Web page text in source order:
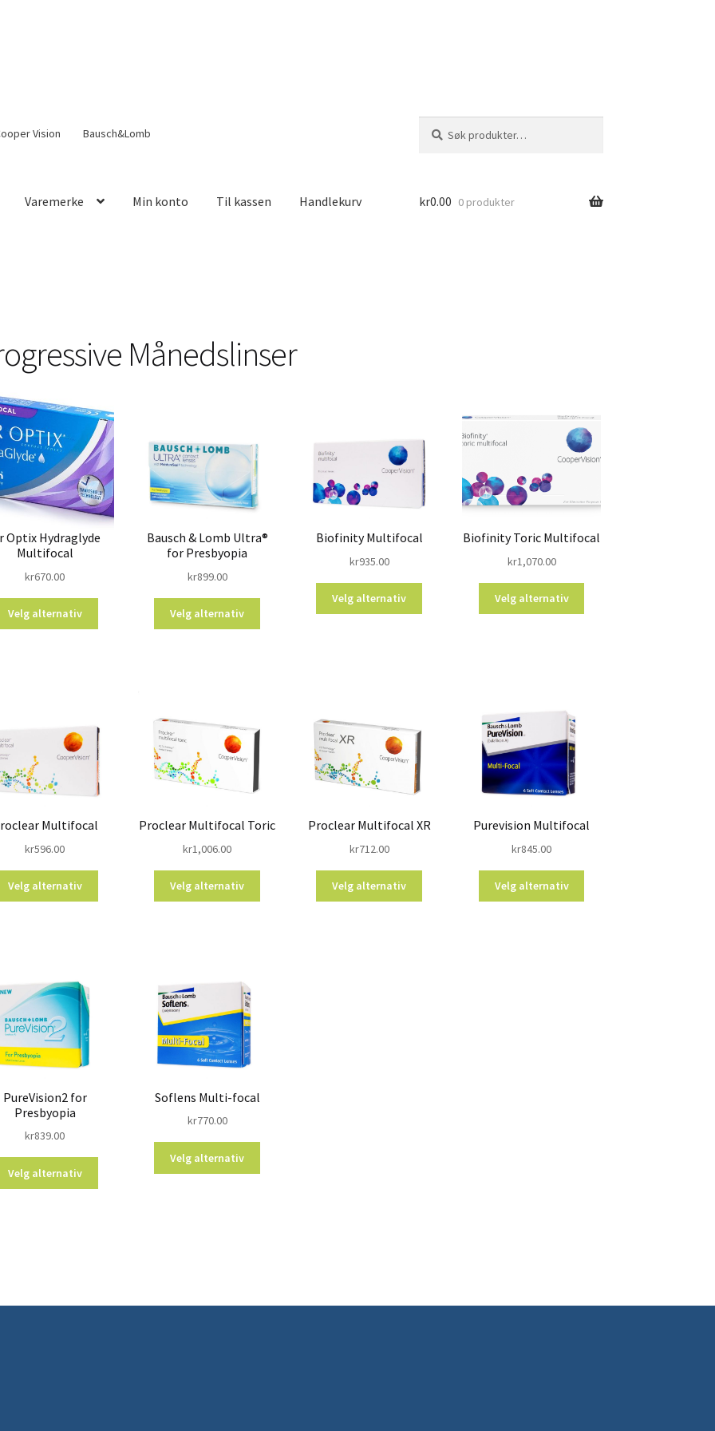
Vision Bausch&Lomb
etter:
Varemerke Min konto Til kassen Handlekurv kr0.00 0 produkter
Månedslinser
Optix Hydraglyde
Multifocal
kr670.00
Velg alternativ
Bausch & Lomb Ultra®
for Presbyopia
kr899.00
Velg alternativ
Biofinity Multifocal
kr935.00
Velg alternativ
Biofinity Toric Multifocal
kr1,070.00
Velg alternativ
Multifocal
kr596.00
Velg alternativ
Proclear Multifocal Toric
kr1,006.00
Velg alternativ
Proclear Multifocal XR
kr712.00
Velg alternativ
Purevision Multifocal
kr845.00
Velg alternativ
PureVision2 for
Presbyopia
kr839.00
Velg alternativ
Soflens Multi-focal
kr770.00
Velg alternativ